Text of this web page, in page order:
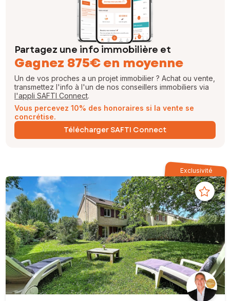
Partagez une info immobilière et
Gagnez 875€ en moyenne
Un de vos proches a un projet immobilier ? Achat ou vente,
transmettez l'info à l'un de nos conseillers immobiliers via
l'appli SAFTI Connect.
Vous percevez 10% des honoraires si la vente se
concrétise.
Télécharger SAFTI Connect
Exclusivité